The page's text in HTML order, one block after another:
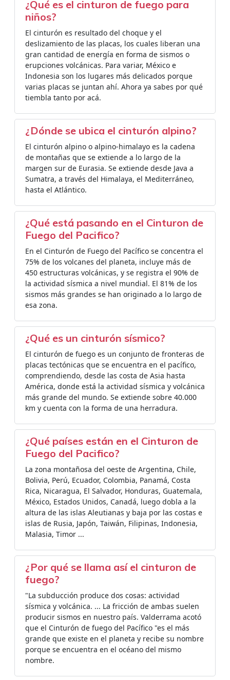
¿Qué es el cinturon de fuego para
niños?
El cinturón es resultado del choque y el
deslizamiento de las placas, los cuales liberan una
gran cantidad de energía en forma de sismos o
erupciones volcánicas. Para variar, México e
Indonesia son los lugares más delicados porque
varias placas se juntan ahí. Ahora ya sabes por qué
tiembla tanto por acá.
¿Dónde se ubica el cinturón alpino?
El cinturón alpino o alpino-himalayo es la cadena
de montañas que se extiende a lo largo de la
margen sur de Eurasia. Se extiende desde Java a
Sumatra, a través del Himalaya, el Mediterráneo,
hasta el Atlántico.
¿Qué está pasando en el Cinturon de
Fuego del Pacifico?
En el Cinturón de Fuego del Pacífico se concentra el
75% de los volcanes del planeta, incluye más de
450 estructuras volcánicas, y se registra el 90% de
la actividad sísmica a nivel mundial. El 81% de los
sismos más grandes se han originado a lo largo de
esa zona.
¿Qué es un cinturón sísmico?
El cinturón de fuego es un conjunto de fronteras de
placas tectónicas que se encuentra en el pacífico,
comprendiendo, desde las costa de Asia hasta
América, donde está la actividad sísmica y volcánica
más grande del mundo. Se extiende sobre 40.000
km y cuenta con la forma de una herradura.
¿Qué países están en el Cinturon de
Fuego del Pacifico?
La zona montañosa del oeste de Argentina, Chile,
Bolivia, Perú, Ecuador, Colombia, Panamá, Costa
Rica, Nicaragua, El Salvador, Honduras, Guatemala,
México, Estados Unidos, Canadá, luego dobla a la
altura de las islas Aleutianas y baja por las costas e
islas de Rusia, Japón, Taiwán, Filipinas, Indonesia,
Malasia, Timor ...
¿Por qué se llama así el cinturon de
fuego?
"La subducción produce dos cosas: actividad
sísmica y volcánica. ... La fricción de ambas suelen
producir sismos en nuestro país. Valderrama acotó
que el Cinturón de fuego del Pacífico "es el más
grande que existe en el planeta y recibe su nombre
porque se encuentra en el océano del mismo
nombre.